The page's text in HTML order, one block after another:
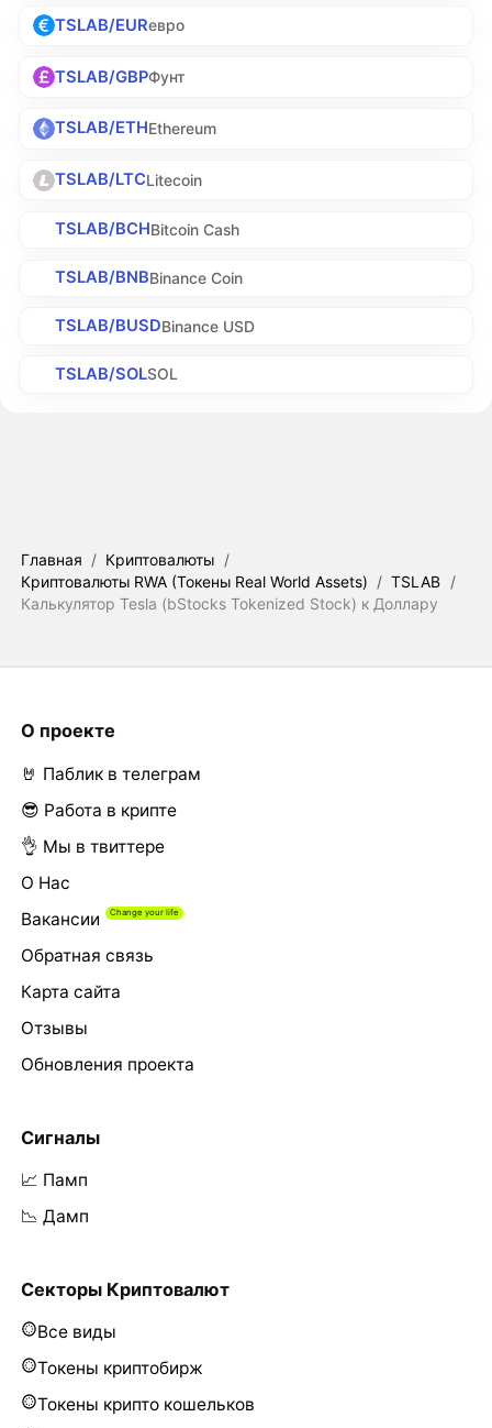
TSLAB/EURевро
TSLAB/GBPФунт
TSLAB/ETHEthereum
TSLAB/LTCLitecoin
TSLAB/BCHBitcoin Cash
TSLAB/BNBBinance Coin
TSLAB/BUSDBinance USD
TSLAB/SOLSOL
Главная / Криптовалюты /
Криптовалюты RWA (Токены Real World Assets) / TSLAB /
Калькулятор Tesla (bStocks Tokenized Stock) к Доллару
О проекте
🤘 Паблик в телеграм
😎 Работа в крипте
👌 Мы в твиттере
О Нас
Вакансии
Обратная связь
Карта сайта
Отзывы
Обновления проекта
Сигналы
📈 Памп
📉 Дамп
Секторы Криптовалют
Все виды
Токены криптобирж
Токены крипто кошельков